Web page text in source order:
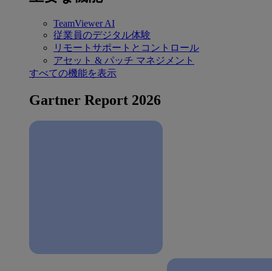
TeamViewer AI
従業員のデジタル体験
リモートサポートとコントロール
アセット & パッチ マネジメント
すべての機能を表示
Gartner Report 2026